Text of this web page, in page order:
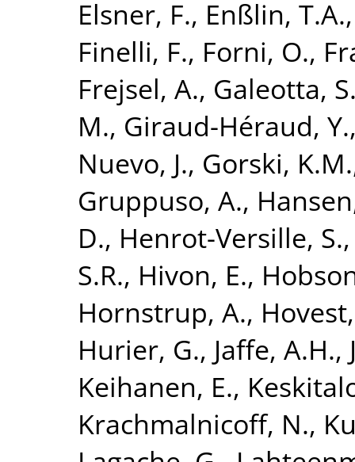
Elsner, F., Enßlin, T.A.
Finelli, F., Forni, O.,
Frejsel, A., Galeotta,
M., Giraud-Héraud, Y.
Nuevo, J., Gorski, K.M.
Gruppuso, A.,
D., Henrot-Versille, S.
S.R., Hivon, E.,
Hornstrup, A.,
Hurier, G., Jaffe, A.H.,
Keihanen, E.,
Krachmalnicoff, N.,